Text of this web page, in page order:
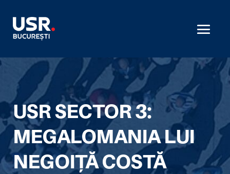
USR SECTOR 3:
MEGALOMANIA LUI
NEGOIȚĂ COSTĂ